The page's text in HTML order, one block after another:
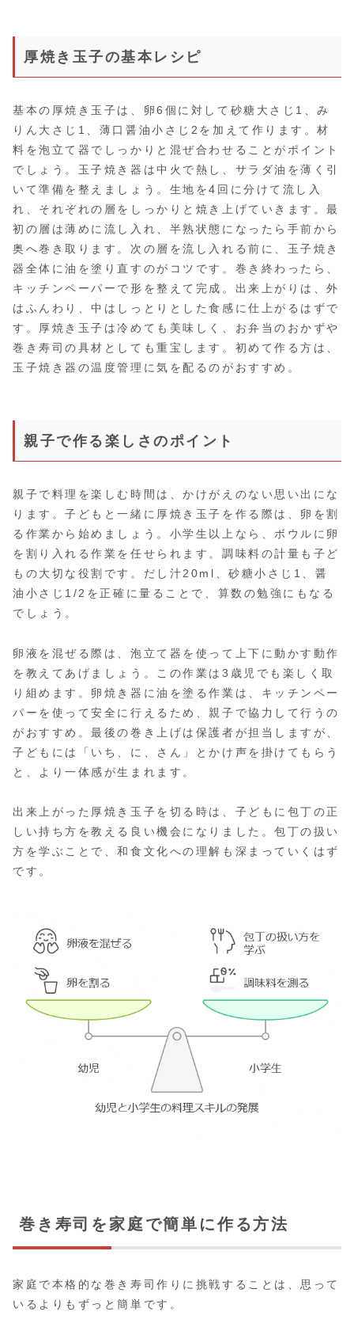
厚焼き玉子の基本レシピ
基本の厚焼き玉子は、卵6個に対して砂糖大さじ1、み
りん大さじ1、薄口醤油小さじ2を加えて作ります。材
料を泡立て器でしっかりと混ぜ合わせることがポイント
でしょう。玉子焼き器は中火で熱し、サラダ油を薄く引
いて準備を整えましょう。生地を4回に分けて流し入
れ、それぞれの層をしっかりと焼き上げていきます。最
初の層は薄めに流し入れ、半熟状態になったら手前から
奥へ巻き取ります。次の層を流し入れる前に、玉子焼き
器全体に油を塗り直すのがコツです。巻き終わったら、
キッチンペーパーで形を整えて完成。出来上がりは、外
はふんわり、中はしっとりとした食感に仕上がるはずで
す。厚焼き玉子は冷めても美味しく、お弁当のおかずや
巻き寿司の具材としても重宝します。初めて作る方は、
玉子焼き器の温度管理に気を配るのがおすすめ。
親子で作る楽しさのポイント
親子で料理を楽しむ時間は、かけがえのない思い出にな
ります。子どもと一緒に厚焼き玉子を作る際は、卵を割
る作業から始めましょう。小学生以上なら、ボウルに卵
を割り入れる作業を任せられます。調味料の計量も子ど
もの大切な役割です。だし汁20ml、砂糖小さじ1、醤
油小さじ1/2を正確に量ることで、算数の勉強にもなる
でしょう。
卵液を混ぜる際は、泡立て器を使って上下に動かす動作
を教えてあげましょう。この作業は3歳児でも楽しく取
り組めます。卵焼き器に油を塗る作業は、キッチンペー
パーを使って安全に行えるため、親子で協力して行うの
がおすすめ。最後の巻き上げは保護者が担当しますが、
子どもには「いち、に、さん」とかけ声を掛けてもらう
と、より一体感が生まれます。
出来上がった厚焼き玉子を切る時は、子どもに包丁の正
しい持ち方を教える良い機会になりました。包丁の扱い
方を学ぶことで、和食文化への理解も深まっていくはず
です。
巻き寿司を家庭で簡単に作る方法
家庭で本格的な巻き寿司作りに挑戦することは、思って
いるよりもずっと簡単です。